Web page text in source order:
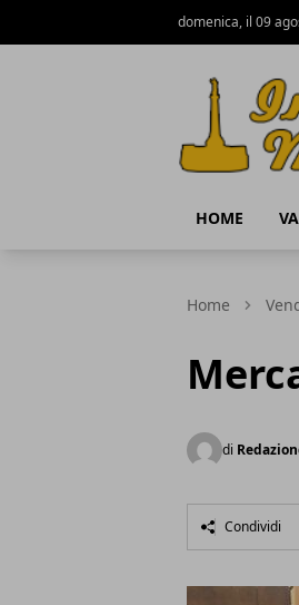
domenica, il 09
HOME
Home
di
Condividi